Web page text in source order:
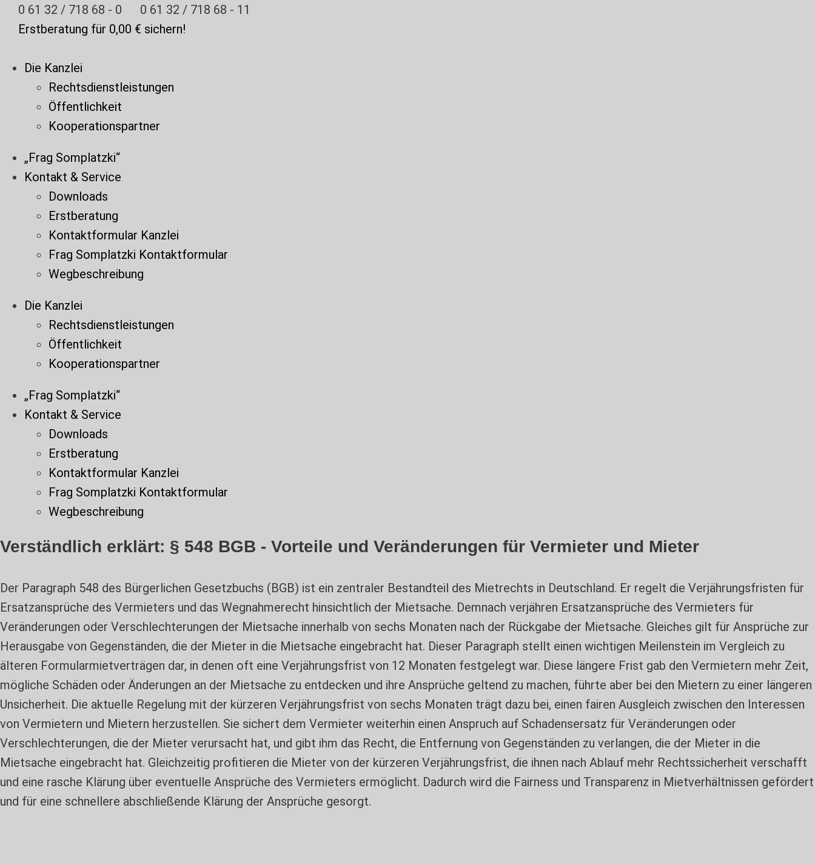
Zum
Inhalt
0 61 32 / 718 68 - 0
0 61 32 / 718 68 - 11
Erstberatung für 0,00 € sichern!
Die Kanzlei
Rechtsdienstleistungen
Öffentlichkeit
Kooperationspartner
„Frag Somplatzki“
Kontakt & Service
Downloads
Erstberatung
Kontaktformular Kanzlei
Frag Somplatzki Kontaktformular
Wegbeschreibung
Die Kanzlei
Rechtsdienstleistungen
Öffentlichkeit
Kooperationspartner
„Frag Somplatzki“
Kontakt & Service
Downloads
Erstberatung
Kontaktformular Kanzlei
Frag Somplatzki Kontaktformular
Wegbeschreibung
Verständlich erklärt: § 548 BGB - Vorteile und Veränderungen für Vermieter und Mieter
Der Paragraph 548 des Bürgerlichen Gesetzbuchs (BGB) ist ein zentraler Bestandteil des Mietrechts in Deutschland. Er regelt die Verjährungsfristen für
Ersatzansprüche des Vermieters und das Wegnahmerecht hinsichtlich der Mietsache. Demnach verjähren Ersatzansprüche des Vermieters für
Veränderungen oder Verschlechterungen der Mietsache innerhalb von sechs Monaten nach der Rückgabe der Mietsache. Gleiches gilt für Ansprüche zur
Herausgabe von Gegenständen, die der Mieter in die Mietsache eingebracht hat. Dieser Paragraph stellt einen wichtigen Meilenstein im Vergleich zu
älteren Formularmietverträgen dar, in denen oft eine Verjährungsfrist von 12 Monaten festgelegt war. Diese längere Frist gab den Vermietern mehr Zeit,
mögliche Schäden oder Änderungen an der Mietsache zu entdecken und ihre Ansprüche geltend zu machen, führte aber bei den Mietern zu einer längeren
Unsicherheit. Die aktuelle Regelung mit der kürzeren Verjährungsfrist von sechs Monaten trägt dazu bei, einen fairen Ausgleich zwischen den Interessen
von Vermietern und Mietern herzustellen. Sie sichert dem Vermieter weiterhin einen Anspruch auf Schadensersatz für Veränderungen oder
Verschlechterungen, die der Mieter verursacht hat, und gibt ihm das Recht, die Entfernung von Gegenständen zu verlangen, die der Mieter in die
Mietsache eingebracht hat. Gleichzeitig profitieren die Mieter von der kürzeren Verjährungsfrist, die ihnen nach Ablauf mehr Rechtssicherheit verschafft
und eine rasche Klärung über eventuelle Ansprüche des Vermieters ermöglicht. Dadurch wird die Fairness und Transparenz in Mietverhältnissen gefördert
und für eine schnellere abschließende Klärung der Ansprüche gesorgt.